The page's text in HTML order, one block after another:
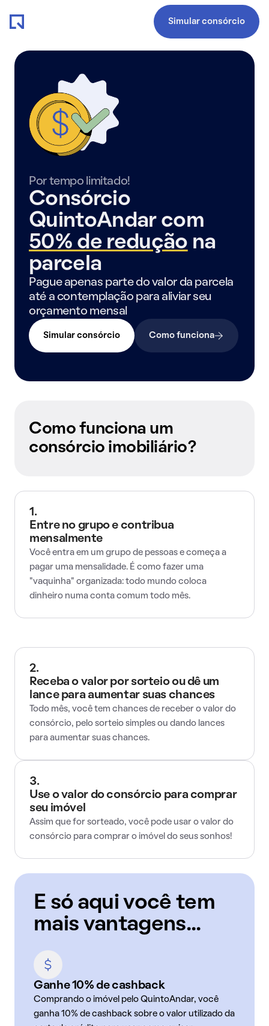
Simular consórcio
Por tempo limitado!
Consórcio
QuintoAndar com
50% de redução na
parcela
Pague apenas parte do valor da parcela
até a contemplação para aliviar seu
orçamento mensal
Simular consórcio Como funciona
Como funciona um
consórcio imobiliário?
1.
Entre no grupo e contribua
mensalmente
Você entra em um grupo de pessoas e começa a
pagar uma mensalidade. É como fazer uma
"vaquinha" organizada: todo mundo coloca
dinheiro numa conta comum todo mês.
2.
Receba o valor por sorteio ou dê um
lance para aumentar suas chances
Todo mês, você tem chances de receber o valor do
consórcio, pelo sorteio simples ou dando lances
para aumentar suas chances.
3.
Use o valor do consórcio para comprar
seu imóvel
Assim que for sorteado, você pode usar o valor do
consórcio para comprar o imóvel do seus sonhos!
E só aqui você tem
mais vantagens...
Ganhe 10% de cashback
Comprando o imóvel pelo QuintoAndar, você
ganha 10% de cashback sobre o valor utilizado da